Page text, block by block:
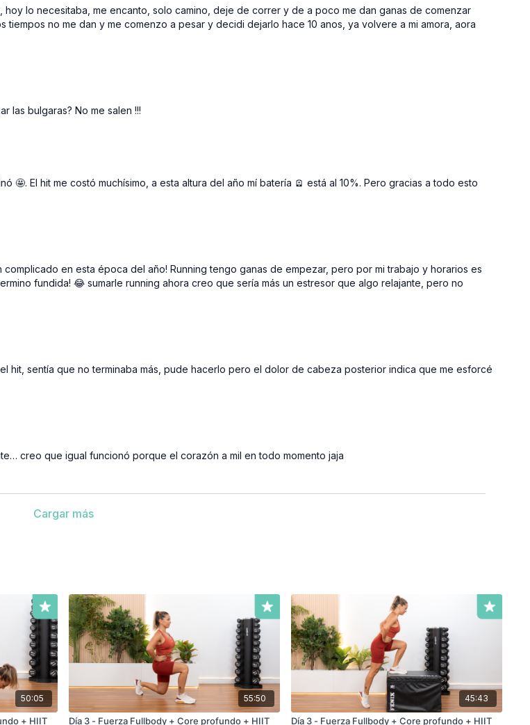
lo necesitaba, me encanto, solo camino, deje de correr y de a poco me dan ganas de comenzar
no me dan y me comenzo a pesar y decidi dejarlo hace 10 anos, ya volvere a mi amora, aora
las bulgaras? No me salen !!!
🤩. El hit me costó muchísimo, a esta altura del año mí batería 🪫 está al 10%. Pero gracias a todo esto
en esta época del año! Running tengo ganas de empezar, pero por mi trabajo y horarios es
fundida! 😂 sumarle running ahora creo que sería más un estresor que algo relajante, pero no
hit, sentía que no terminaba más, pude hacerlo pero el dolor de cabeza posterior indica que me esforcé
creo que igual funcionó porque el corazón a mil en todo momento jaja
Cargar más
50:05
+ HIIT
55:50
Día 3 - Fuerza Fullbody + Core profundo + HIIT
45:43
Día 3 - Fuerza Fullbody + Core profundo + HIIT